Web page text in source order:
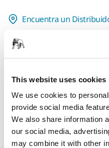
This website uses cookies
We use cookies to
provide social media
We also share information
our social media,
may combine it with other
Encuentra un
LAS VENTAJAS DE MIRKA.ES
Envío gratuito para
incl.
Pago Seguro
Seguimiento de envío